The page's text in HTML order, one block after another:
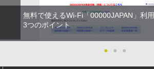
無料で使えるWi-Fi「00000JAPAN」利
3つのポイント
● ● ●